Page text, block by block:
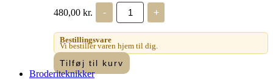
480,00 kr. -
Haandarbejdets
Fremme
-
Tusindfryd
pude
VO
antal
+
Bestillingsvare
Vi bestiller varen hjem til dig.
Tilføj til kurv
Broderiteknikker